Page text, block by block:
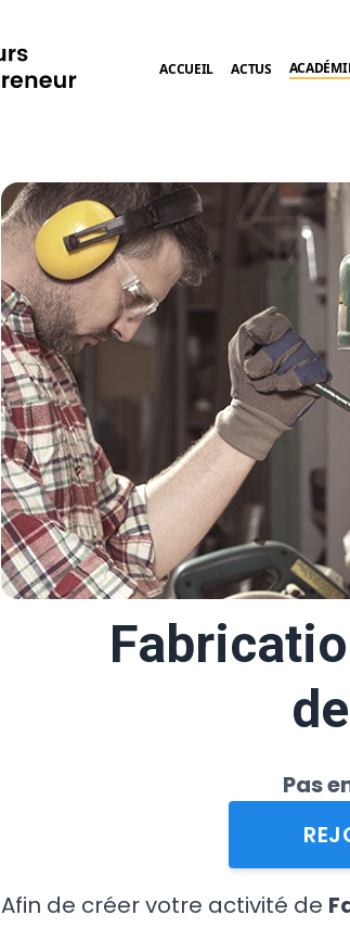
ACCUEIL ACTUS
Pas
Afin de créer votre activité de